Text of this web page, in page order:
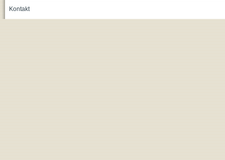
Kontakt